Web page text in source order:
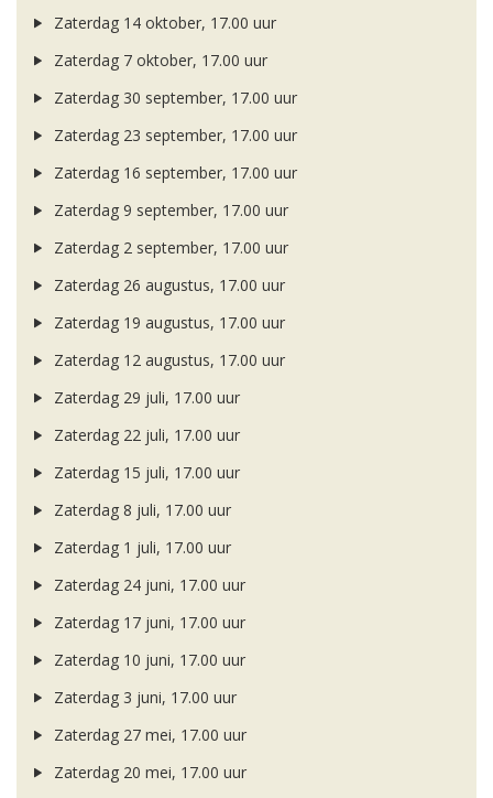
Zaterdag 14 oktober, 17.00 uur
Zaterdag 7 oktober, 17.00 uur
Zaterdag 30 september, 17.00 uur
Zaterdag 23 september, 17.00 uur
Zaterdag 16 september, 17.00 uur
Zaterdag 9 september, 17.00 uur
Zaterdag 2 september, 17.00 uur
Zaterdag 26 augustus, 17.00 uur
Zaterdag 19 augustus, 17.00 uur
Zaterdag 12 augustus, 17.00 uur
Zaterdag 29 juli, 17.00 uur
Zaterdag 22 juli, 17.00 uur
Zaterdag 15 juli, 17.00 uur
Zaterdag 8 juli, 17.00 uur
Zaterdag 1 juli, 17.00 uur
Zaterdag 24 juni, 17.00 uur
Zaterdag 17 juni, 17.00 uur
Zaterdag 10 juni, 17.00 uur
Zaterdag 3 juni, 17.00 uur
Zaterdag 27 mei, 17.00 uur
Zaterdag 20 mei, 17.00 uur